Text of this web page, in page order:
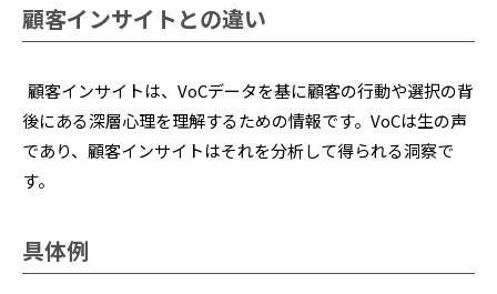
顧客インサイトとの違い
顧客インサイトは、VoCデータを基に顧客の行動や選択の背
後にある深層心理を理解するための情報です。VoCは生の声
であり、顧客インサイトはそれを分析して得られる洞察で
す。
具体例